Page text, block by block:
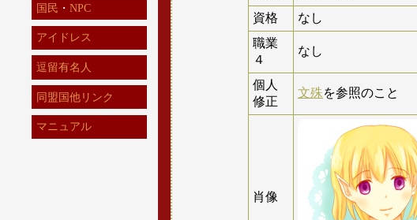
資格
なし
職業
４
なし
個人
修正
文殊を参照のこと
肖像
国民 ・ NPC
アイドレス
逗留有名人
同盟国他リンク
マニュアル